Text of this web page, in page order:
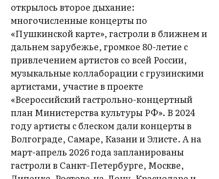
открылось второе дыхание:
многочисленные концерты по
«Пушкинской карте», гастроли в ближнем и
дальнем зарубежье, громкое 80-летие с
привлечением артистов со всей России,
музыкальные коллаборации с грузинскими
артистами, участие в проекте
«Всероссийский гастрольно-концертный
план Министерства культуры РФ». В 2024
году артисты с блеском дали концерты в
Волгограде, Самаре, Казани и Элисте. А на
март-апрель 2026 года запланированы
гастроли в Санкт-Петербурге, Москве,